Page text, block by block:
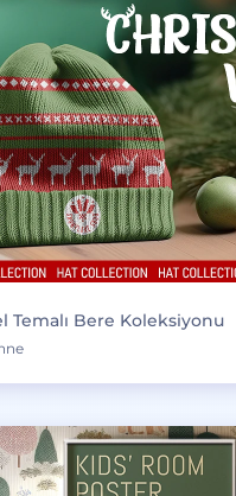
Temalı Bere Koleksiyonu